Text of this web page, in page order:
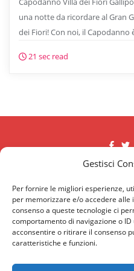
Gestisci
Per fornire le migliori esperienze,
per memorizzare e/o accedere alle
consenso a queste tecnologie ci
comportamento di navigazione o
acconsentire o ritirare il consenso
caratteristiche e funzioni.
una notte da ricordare al Gran
dei Fiori! Con noi, il Capodanno
21 sec read
Antica Rudiae
Capodanno Uay Lecce
Chiostro
Dove festeggiare il
Home
Menù
Menu Cenone
Menù Cenone